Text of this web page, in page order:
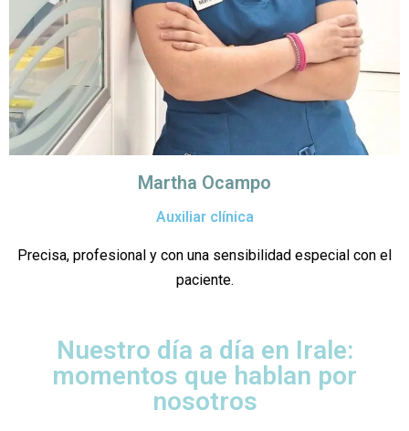
Martha Ocampo
Auxiliar clínica
Precisa, profesional y con una sensibilidad especial con el
paciente.
Nuestro día a día en Irale:
momentos que hablan por
nosotros